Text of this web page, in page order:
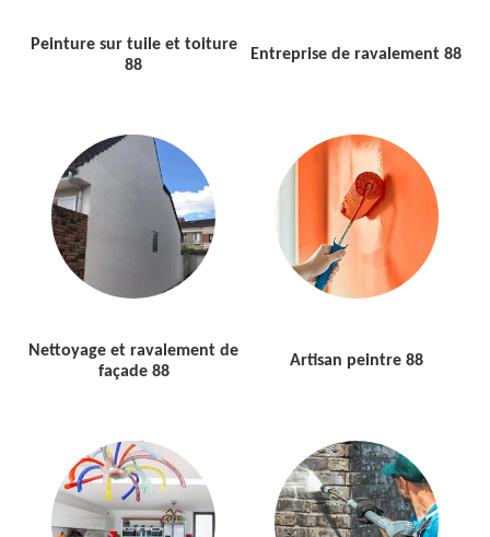
Peinture sur tuile et toiture
88
Entreprise de ravalement 88
Nettoyage et ravalement de
façade 88
Artisan peintre 88